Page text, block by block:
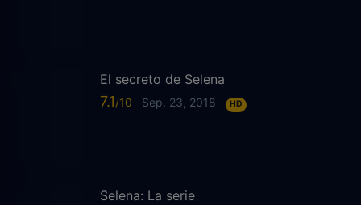
El secreto de Selena
7.1 Sep. 23, 2018 HD
Selena: La serie